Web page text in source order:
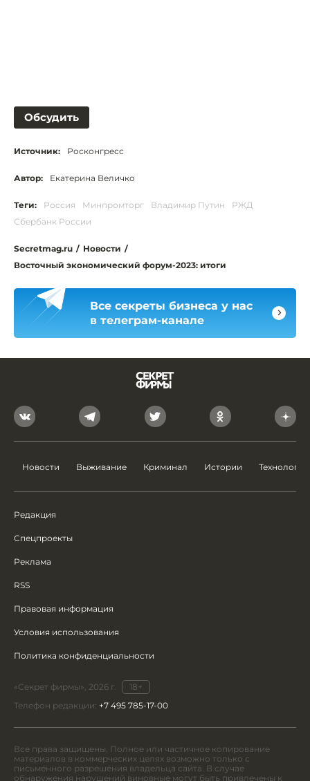
Обсудить
Источник: Росконгресс
Автор: Екатерина Величко
Теги: Россия Минпромторг Владимир Путин
РЖД
Сбербанк России
Secretmag.ru / Новости /
Восточный экономический форум-2023: итоги
Все секреты бизнеса у нас
в телеграм-канале
Новости Выживание Криминал Истории Технологии
Редакция
Спецпроекты
Реклама
RSS
Правовая информация
Условия использования
Политика конфиденциальности
«Секрет фирмы», 2026 г.
18+
Телефон редакции: +7 495 785-17-00
Все права защищены. Полное или частичное копирование
материалов в коммерческих целях возможно только с
письменного разрешения владельца сайта. В случае
обнаружения нарушений виновные могут быть привлечены к